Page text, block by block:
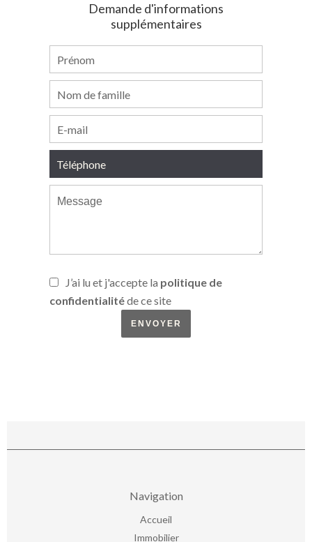
Demande d'informations
supplémentaires
J’ai lu et j'accepte la politique de
confidentialitéde ce site
ENVOYER
Navigation
Accueil
Immobilier